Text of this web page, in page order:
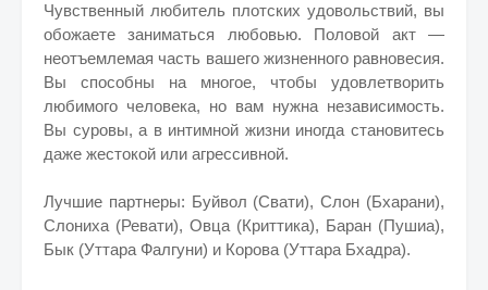
Чувственный любитель плотских удовольствий, вы
обожаете заниматься любовью. Половой акт —
неотъемлемая часть вашего жизненного равновесия.
Вы способны на многое, чтобы удовлетворить
любимого человека, но вам нужна независимость.
Вы суровы, а в интимной жизни иногда становитесь
даже жестокой или агрессивной.
Лучшие партнеры: Буйвол (Свати), Слон (Бхарани),
Слониха (Ревати), Овца (Криттика), Баран (Пушиа),
Бык (Уттара Фалгуни) и Корова (Уттара Бхадра).